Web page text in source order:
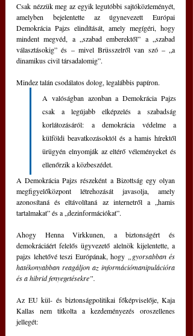
Csak nézzük meg az egyik legutóbbi sajtóközleményét,
amelyben bejelentette az úgynevezett Európai
Demokrácia Pajzs elindítását, amely megígéri, hogy
mindent megvéd, a „szabad emberektől” a „szabad
választásokig” és – mivel Brüsszelről van szó – „a
dinamikus civil társadalomig”.
Mindez talán csodálatos dolog, legalábbis papíron.
A valóságban azonban a Demokrácia Pajzs
csak a legújabb elképzelés a szabadság
korlátozásáról: a demokrácia védelme a
külföldi beavatkozásoktól és a hamis hírektől
ürügyén elnyomják az eltérő véleményeket és
ellenőrzik a közbeszédet.
A Demokrácia Pajzs részeként a Bizottság egy olyan
megfigyelőközpont létrehozását javasolja, amely
azonosítaná és eltávolítaná az internetről a „hamis
tartalmakat” és a „dezinformációkat”.
Ahogy Henna Virkkunen, a biztonságért és
demokráciáért felelős ügyvezető alelnök kijelentette, a
pajzs lehetővé teszi Európának, hogy
„gyorsabban és
hatékonyabban reagáljon az információmanipulációra
és a hibrid fenyegetésekre”.
Az EU kül- és biztonságpolitikai főképviselője, Kaja
Kallas nem titkolta a kezdeményezés oroszellenes
jellegét: